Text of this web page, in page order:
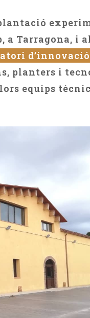
a Tarragona, i
planters i
equips